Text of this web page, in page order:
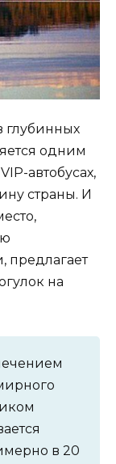
глубинных
одним
автобусах,
страны. И
предлагает
на
в 20